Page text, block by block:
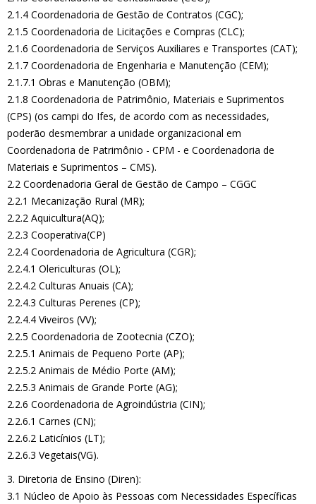
2.1.4 Coordenadoria de Gestão de Contratos (CGC);
2.1.5 Coordenadoria de Licitações e Compras (CLC);
2.1.6 Coordenadoria de Serviços Auxiliares e Transportes (CAT);
2.1.7 Coordenadoria de Engenharia e Manutenção (CEM);
2.1.7.1 Obras e Manutenção (OBM);
2.1.8 Coordenadoria de Patrimônio, Materiais e Suprimentos
(CPS) (os campi do Ifes, de acordo com as necessidades,
poderão desmembrar a unidade organizacional em
Coordenadoria de Patrimônio - CPM - e Coordenadoria de
Materiais e Suprimentos – CMS).
2.2 Coordenadoria Geral de Gestão de Campo – CGGC
2.2.1 Mecanização Rural (MR);
2.2.2 Aquicultura(AQ);
2.2.3 Cooperativa(CP)
2.2.4 Coordenadoria de Agricultura (CGR);
2.2.4.1 Olericulturas (OL);
2.2.4.2 Culturas Anuais (CA);
2.2.4.3 Culturas Perenes (CP);
2.2.4.4 Viveiros (VV);
2.2.5 Coordenadoria de Zootecnia (CZO);
2.2.5.1 Animais de Pequeno Porte (AP);
2.2.5.2 Animais de Médio Porte (AM);
2.2.5.3 Animais de Grande Porte (AG);
2.2.6 Coordenadoria de Agroindústria (CIN);
2.2.6.1 Carnes (CN);
2.2.6.2 Laticínios (LT);
2.2.6.3 Vegetais(VG).
3. Diretoria de Ensino (Diren):
3.1 Núcleo de Apoio às Pessoas com Necessidades Específicas